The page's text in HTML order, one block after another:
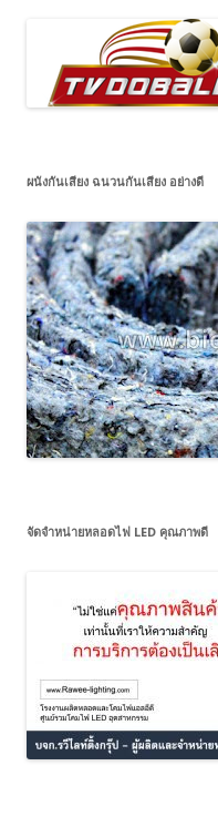
ผนังกันเสียง ฉนวนกันเสียง อย่างดี
จัดจำหน่ายหลอดไฟ LED คุณภาพดี